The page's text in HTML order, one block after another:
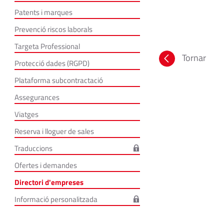
Patents i marques
Prevenció riscos laborals
Targeta Professional
Protecció dades (RGPD)
Plataforma subcontractació
Assegurances
Viatges
Reserva i lloguer de sales
Traduccions
Ofertes i demandes
Directori d'empreses
Informació personalitzada
Tornar